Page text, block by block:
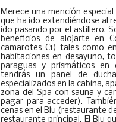
Merece una mención
que ha ido extendiéndose al
ido pasando por el astillero.
beneficios de alojarte en
camarotes C1) tales como
habitaciones en desayuno,
paraguas y prismáticos
tendrás un panel de
especializados en la cabina,
zona del Spa con sauna y
pagar para acceder).
cenas en el Blu (restaurante
restaurante principal. El Blu